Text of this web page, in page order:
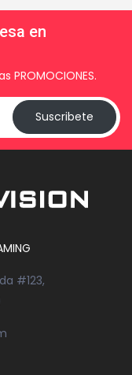
en
PROMOCIONES.
Suscribete
#123,